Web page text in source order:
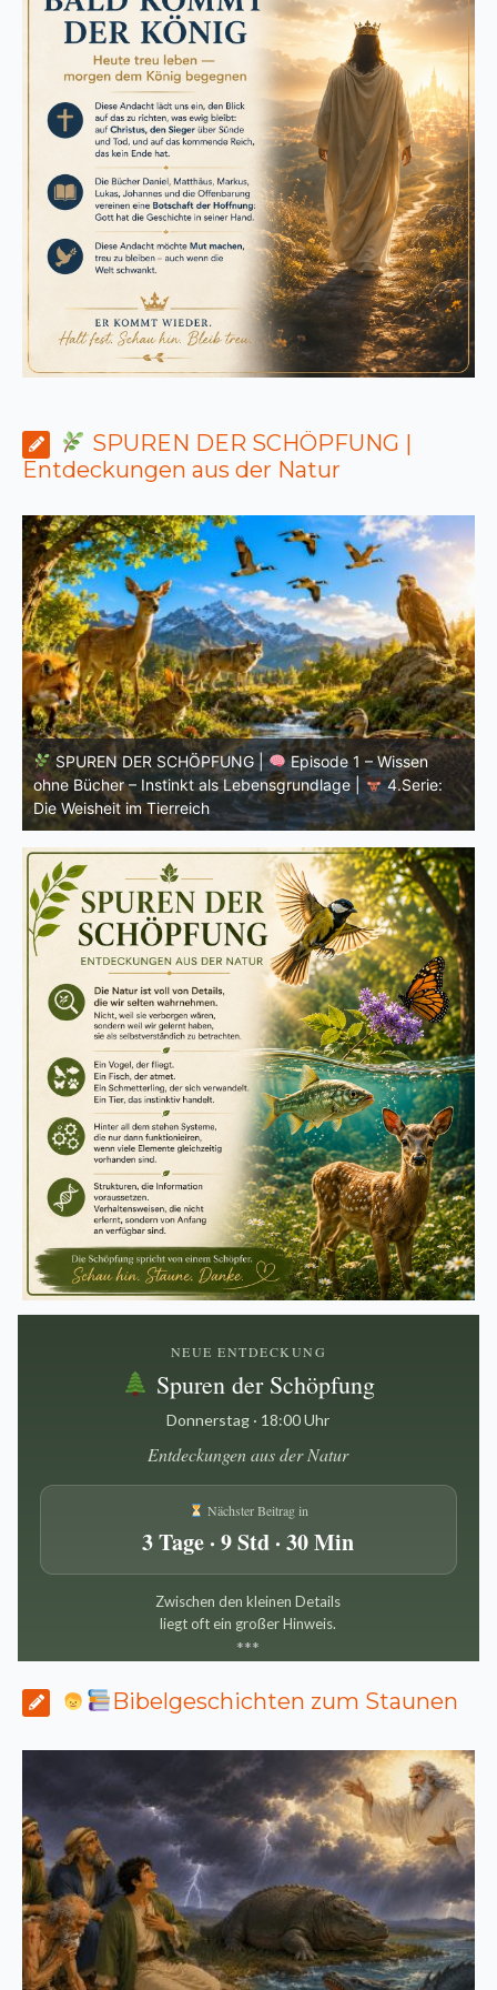
SPUREN DER SCHÖPFUNG |
Entdeckungen aus der Natur
SPUREN DER SCHÖPFUNG |
Einleitung zur vierten
Serie |
Die Weisheit im Tierreich
NEUE ENTDECKUNG
Spuren der Schöpfung
Donnerstag · 18:00 Uhr
Entdeckungen aus der Natur
Nächster Beitrag in
3 Tage · 9 Std · 30 Min
Zwischen den kleinen Details
liegt oft ein großer Hinweis.
***
Bibelgeschichten zum Staunen